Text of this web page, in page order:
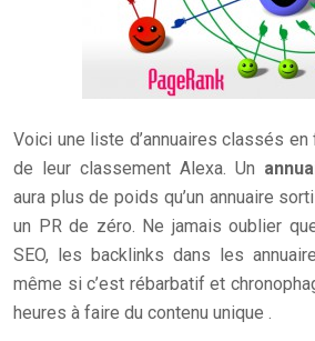
Voici une liste d’annuaires classés
de leur classement Alexa. Un
aura plus de poids qu’un annuaire
un PR de zéro. Ne jamais oublier
SEO, les backlinks dans les
même si c’est rébarbatif et
heures à faire du contenu unique .